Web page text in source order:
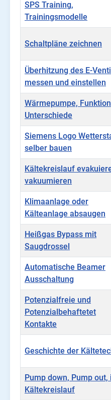
SPS Training,
Trainingsmodelle
Schaltpläne zeichnen
Überhitzung des E-
messen und einstellen
Wärmepumpe,
Unterschiede
Siemens Logo
selber bauen
Kältekreislauf
vakuumieren
Klimaanlage oder
Kälteanlage absaugen
Heißgas Bypass mit
Saugdrossel
Automatische Beamer
Ausschaltung
Potenzialfreie und
Potenzialbehaftetet
Kontakte
Geschichte der
Pump down, Pump out,
Kältekreislauf